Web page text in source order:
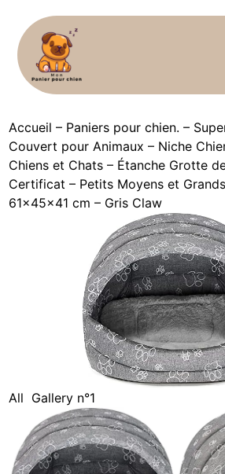
Accueil – Paniers pour chien. –
Couvert pour Animaux – Niche
Chiens et Chats – Étanche Grotte
Certificat – Petits Moyens et
61x45x41 cm – Gris Claw
All Gallery n°1